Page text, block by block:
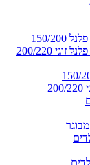
200
200/220